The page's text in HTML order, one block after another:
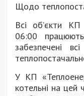
Щодо
Всі об’єкти КП
06:00
забезпечені
У КП
котельні на цей